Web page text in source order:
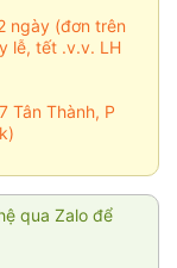
ngày (đơn trên
lễ, tết .v.v. LH
Tân Thành, P
qua Zalo để